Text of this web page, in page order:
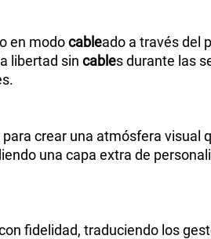
en modocableado a través del
libertad sin cables durante las
crear una atmósfera visual
una capa extra de
fidelidad, traduciendo los